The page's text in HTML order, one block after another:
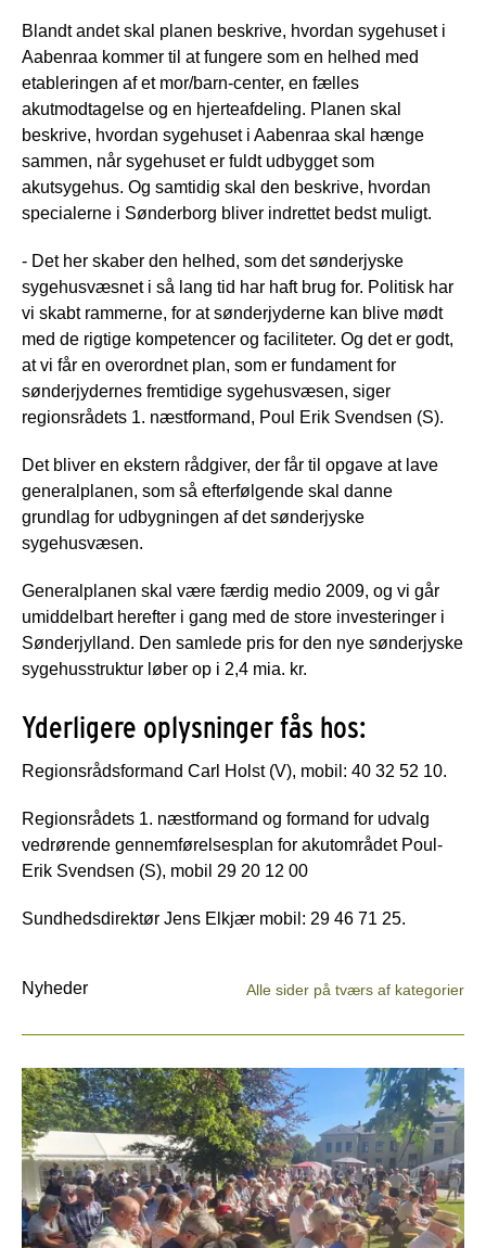
Blandt andet skal planen beskrive, hvordan sygehuset i
Aabenraa kommer til at fungere som en helhed med
etableringen af et mor/barn-center, en fælles
akutmodtagelse og en hjerteafdeling. Planen skal
beskrive, hvordan sygehuset i Aabenraa skal hænge
sammen, når sygehuset er fuldt udbygget som
akutsygehus. Og samtidig skal den beskrive, hvordan
specialerne i Sønderborg bliver indrettet bedst muligt.
- Det her skaber den helhed, som det sønderjyske
sygehusvæsnet i så lang tid har haft brug for. Politisk har
vi skabt rammerne, for at sønderjyderne kan blive mødt
med de rigtige kompetencer og faciliteter. Og det er godt,
at vi får en overordnet plan, som er fundament for
sønderjydernes fremtidige sygehusvæsen, siger
regionsrådets 1. næstformand, Poul Erik Svendsen (S).
Det bliver en ekstern rådgiver, der får til opgave at lave
generalplanen, som så efterfølgende skal danne
grundlag for udbygningen af det sønderjyske
sygehusvæsen.
Generalplanen skal være færdig medio 2009, og vi går
umiddelbart herefter i gang med de store investeringer i
Sønderjylland. Den samlede pris for den nye sønderjyske
sygehusstruktur løber op i 2,4 mia. kr.
Yderligere oplysninger fås hos:
Regionsrådsformand Carl Holst (V), mobil: 40 32 52 10.
Regionsrådets 1. næstformand og formand for udvalg
vedrørende gennemførelsesplan for akutområdet Poul-
Erik Svendsen (S), mobil 29 20 12 00
Sundhedsdirektør Jens Elkjær mobil: 29 46 71 25.
Nyheder Alle sider på tværs af kategorier